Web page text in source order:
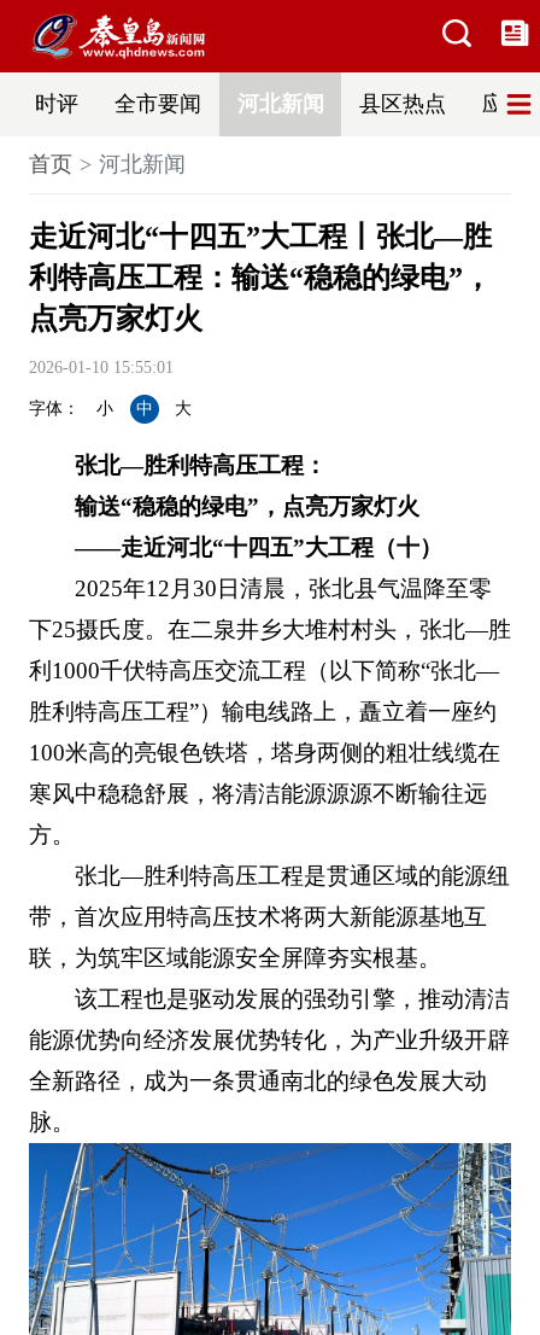
时评 全市要闻 河北新闻 县区热点 应急
首页 河北新闻
走近河北“十四五”大工程丨张北—胜
利特高压工程：输送“稳稳的绿电”，
点亮万家灯火
2026-01-10 15:55:01
字体： 小 中 大
张北—胜利特高压工程：
输送“稳稳的绿电”，点亮万家灯火
——走近河北“十四五”大工程（十）
2025年12月30日清晨，张北县气温降至零
下25摄氏度。在二泉井乡大堆村村头，张北—胜
利1000千伏特高压交流工程（以下简称“张北—
胜利特高压工程”）输电线路上，矗立着一座约
100米高的亮银色铁塔，塔身两侧的粗壮线缆在
寒风中稳稳舒展，将清洁能源源源不断输往远
方。
张北—胜利特高压工程是贯通区域的能源纽
带，首次应用特高压技术将两大新能源基地互
联，为筑牢区域能源安全屏障夯实根基。
该工程也是驱动发展的强劲引擎，推动清洁
能源优势向经济发展优势转化，为产业升级开辟
全新路径，成为一条贯通南北的绿色发展大动
脉。